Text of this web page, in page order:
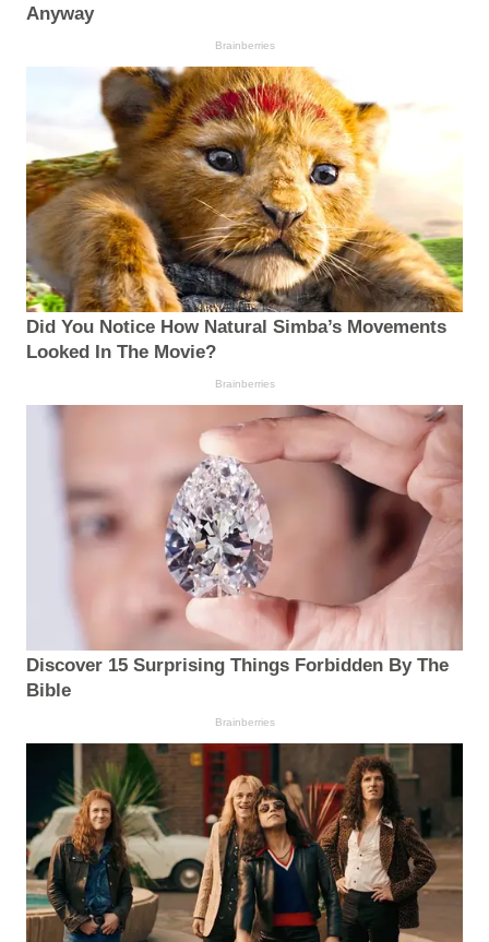
Anyway
Brainberries
Did You Notice How Natural Simba’s Movements
Looked In The Movie?
Brainberries
Discover 15 Surprising Things Forbidden By The
Bible
Brainberries